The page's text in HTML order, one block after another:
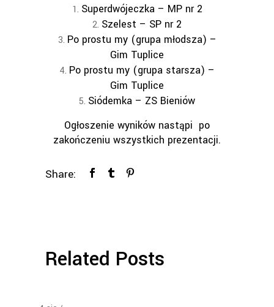
Superdwójeczka – MP nr 2
Szelest – SP nr 2
Po prostu my (grupa młodsza) –
Gim Tuplice
Po prostu my (grupa starsza) –
Gim Tuplice
Siódemka – ZS Bieniów
Ogłoszenie wyników nastąpi po
zakończeniu wszystkich prezentacji.
Share:
Related Posts